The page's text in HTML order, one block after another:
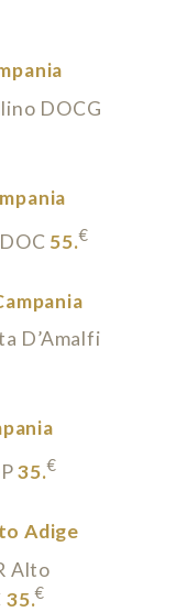
DOCG
55.€
D’Amalfi
35.€
Adige
Alto
35.€